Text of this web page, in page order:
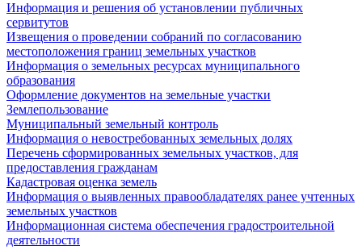
Информация и решения об установлении публичных
сервитутов
Извещения о проведении собраний по согласованию
местоположения границ земельных участков
Информация о земельных ресурсах муниципального
образования
Оформление документов на земельные участки
Землепользование
Муниципальный земельный контроль
Информация о невостребованных земельных долях
Перечень сформированных земельных участков, для
предоставления гражданам
Кадастровая оценка земель
Информация о выявленных правообладателях ранее учтенных
земельных участков
Информационная система обеспечения градостроительной
деятельности